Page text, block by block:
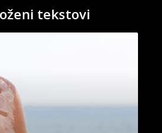
tekstovi